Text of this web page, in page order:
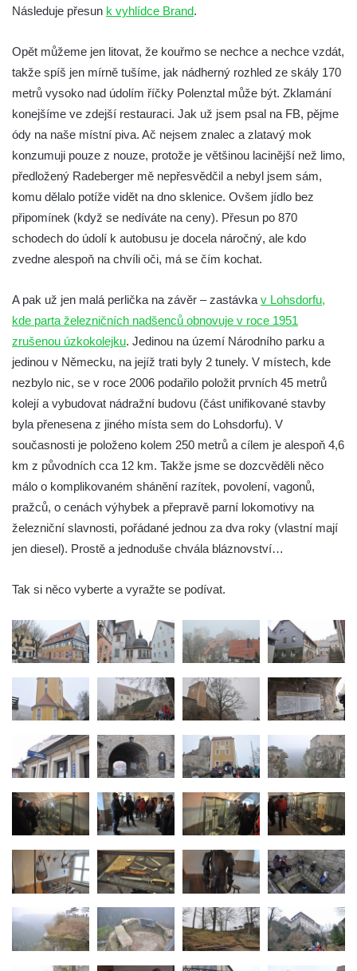
Následuje přesun k vyhlídce Brand.
Opět můžeme jen litovat, že kouřmo se nechce a nechce vzdát,
takže spíš jen mírně tušíme, jak nádherný rozhled ze skály 170
metrů vysoko nad údolím říčky Polenztal může být. Zklamání
konejšíme ve zdejší restauraci. Jak už jsem psal na FB, pějme
ódy na naše místní piva. Ač nejsem znalec a zlatavý mok
konzumuji pouze z nouze, protože je většinou lacinější než limo,
předložený Radeberger mě nepřesvědčil a nebyl jsem sám,
komu dělalo potíže vidět na dno sklenice. Ovšem jídlo bez
připomínek (když se nedíváte na ceny). Přesun po 870
schodech do údolí k autobusu je docela náročný, ale kdo
zvedne alespoň na chvíli oči, má se čím kochat.
A pak už jen malá perlička na závěr – zastávka v Lohsdorfu,
kde parta železničních nadšenců obnovuje v roce 1951
zrušenou úzkokolejku. Jedinou na území Národního parku a
jedinou v Německu, na jejíž trati byly 2 tunely. V místech, kde
nezbylo nic, se v roce 2006 podařilo položit prvních 45 metrů
kolejí a vybudovat nádražní budovu (část unifikované stavby
byla přenesena z jiného místa sem do Lohsdorfu). V
současnosti je položeno kolem 250 metrů a cílem je alespoň 4,6
km z původních cca 12 km. Takže jsme se dozcvěděli něco
málo o komplikovaném shánění razítek, povolení, vagonů,
pražců, o cenách výhybek a přepravě parní lokomotivy na
železniční slavnosti, pořádané jednou za dva roky (vlastní mají
jen diesel). Prostě a jednoduše chvála bláznovství…
Tak si něco vyberte a vyražte se podívat.